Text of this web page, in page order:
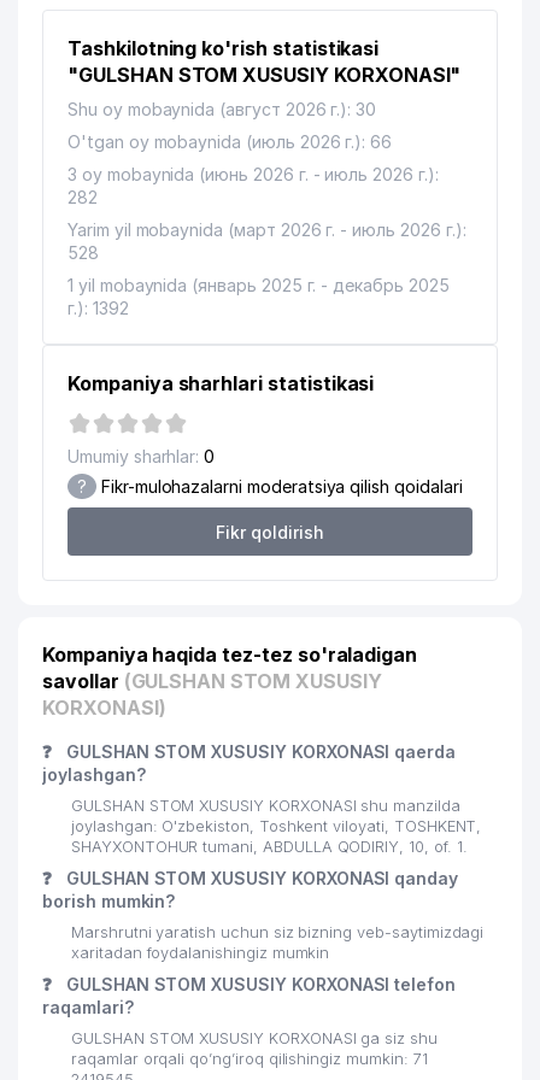
SHAHARSOZLIK FAOLIYATINI
MARKAZI
14
O'ZBEKISTON RESPUBLIKASI
QURILISH VAZIRLIGINING TANLOV
TOSHKENT SHAHAR KONSALTING
15
CASTILLO A-A-A XUSUSIY
Qurilish va uy-joy kommunal xo‘jaligi
vazirligi xuzuridagi texnik me'yorlash
va standartlashtirish ilmiy tadqiqot
17
KAFOLAT AJ TOSHKENT SHAHRI
FILIALI
186 м
UMUMIY O'RTA TA'LIM MAKTABI №
19
20 NIYAZOV MOBILE-STAR MChJ
ROYAL CRYSTAL XUSUSIY
KORXONASI
23 AVTOKOMPLEKT GROUP MChJ 214 м
24
UMUMIY O'RTA TA'LIM MAKTABI №
37
25 ZIYO MEDIA MARKAZI
26 CIP CLEANING CHEMICAL MChJ
GRANT THORNTON MChJ 233 м
Tashkilotning ko'rish statistikasi
"GULSHAN STOM XUSUSIY KORXONASI"
Shu oy mobaynida (август 2026 г.): 30
O'tgan oy mobaynida (июль 2026 г.): 66
3 oy mobaynida (июнь 2026 г. - июль 2026 г.):
282
Yarim yil mobaynida (март 2026 г. - июль 2026 г.):
528
1 yil mobaynida (январь 2025 г. - декабрь 2025
г.): 1392
Kompaniya sharhlari statistikasi
Umumiy sharhlar: 0
? Fikr-mulohazalarni moderatsiya qilish qoidalari
Fikr qoldirish
Kompaniya haqida tez-tez so'raladigan
savollar (GULSHAN STOM XUSUSIY
KORXONASI)
❓
GULSHAN STOM XUSUSIY KORXONASI qaerda
joylashgan?
GULSHAN STOM XUSUSIY KORXONASI shu manzilda
joylashgan: O'zbekiston, Toshkent viloyati, TOSHKENT,
SHAYXONTOHUR tumani, ABDULLA QODIRIY, 10, of. 1.
❓
GULSHAN STOM XUSUSIY KORXONASI qanday
borish mumkin?
Marshrutni yaratish uchun siz bizning veb-saytimizdagi
xaritadan foydalanishingiz mumkin
❓
GULSHAN STOM XUSUSIY KORXONASI telefon
raqamlari?
GULSHAN STOM XUSUSIY KORXONASI ga siz shu
raqamlar orqali qo’ng’iroq qilishingiz mumkin: 71